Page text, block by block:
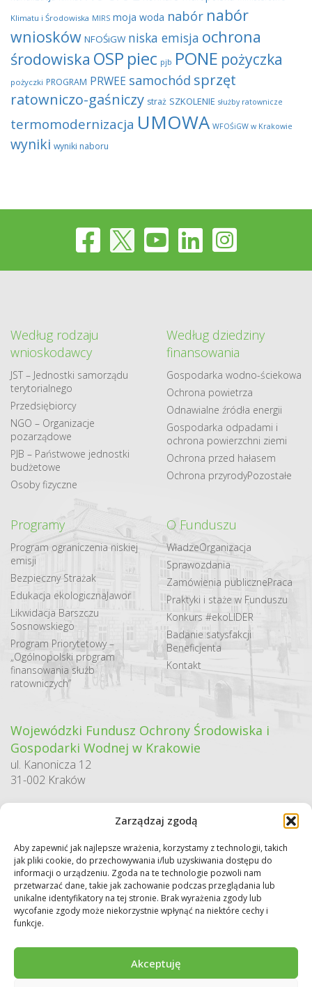
Zarządzaj zgodą
Aby zapewnić jak najlepsze wrażenia, korzystamy z technologii, takich
jak pliki cookie, do przechowywania i/lub uzyskiwania dostępu do
informacji o urządzeniu. Zgoda na te technologie pozwoli nam
przetwarzać dane, takie jak zachowanie podczas przeglądania lub
unikalne identyfikatory na tej stronie. Brak wyrażenia zgody lub
wycofanie zgody może niekorzystnie wpłynąć na niektóre cechy i
funkcje.
Akceptuję
Klimatu i Środowiska MIRS moja woda nabór nabór
wniosków NFOŚiGW niska emisja ochrona
środowiska OSP piec pjb PONE pożyczka
pożyczki PROGRAM PRWEE samochód sprzęt
ratowniczo-gaśniczy straż SZKOLENIE służby ratownicze
termomodernizacja UMOWA WFOŚiGW w Krakowie
wyniki wyniki naboru
Według rodzaju
wnioskodawcy
JST – Jednostki samorządu
terytorialnego
Przedsiębiorcy
NGO – Organizacje
pozarządowe
PJB – Państwowe jednostki
budżetowe
Osoby fizyczne
Według dziedziny
finansowania
Gospodarka​ wodno​-ściekowa
Ochrona powietrza
Odnawialne​ źródła​ energii
Gospodarka odpadami i
ochrona powierzchni ziemi
Ochrona przed hałasem
Ochrona przyrodyPozostałe
Programy
Program ograniczenia niskiej
emisji
Bezpieczny Strażak
Edukacja ekologicznaJawor
Likwidacja Barszczu
Sosnowskiego
Program Priorytetowy –
„Ogólnopolski program
finansowania służb
ratowniczych”
O Funduszu
WładzeOrganizacja
Sprawozdania
Zamówienia publicznePraca
Praktyki i staże w Funduszu
Konkurs #ekoLIDER
Badanie satysfakcji
Beneficjenta
Kontakt
Wojewódzki Fundusz Ochrony Środowiska i
Gospodarki Wodnej w Krakowie
ul. Kanonicza 12
31-002 Kraków
Sekretariat / Dziennik podawczy
tel.: 12 422 94 90
e-mail:biuro@wfos.krakow.pl